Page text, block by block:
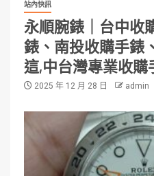
站內快訊
永順腕錶｜台中收
錶、南投收購手錶
這,中台灣專業收購
2025 年 12 月 28 日 admin